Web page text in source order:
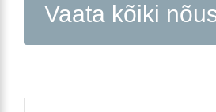
Vaata kõiki